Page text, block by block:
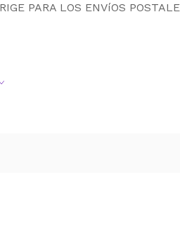
PARA LOS ENVíOS